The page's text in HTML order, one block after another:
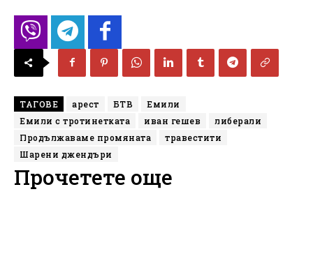
ТАГОВЕ арест БТВ
Емили
Емили с тротинетката
иван гешев
либерали
Продължаваме промяната
травестити
Шарени джендъри
Прочетете още